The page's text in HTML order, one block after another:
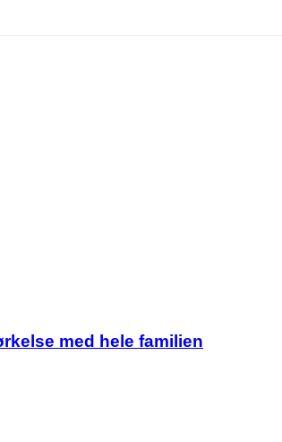
med hele familien